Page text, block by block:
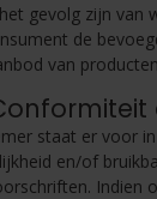
gevolg zijn van
de
van
staat er voor
en/of
Indien